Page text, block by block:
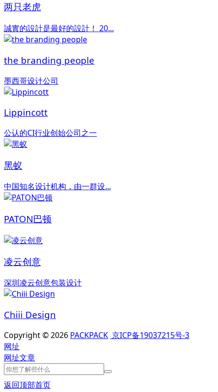
两只老虎
誠實的設計是最好的設計！ 20...
the branding people
墨西哥设计公司
Lippincott
公认的CI行业创始公司之一
黑蚁
中国知名设计机构，由一群设...
PATON巴顿
凌云创意
深圳凌云创意包装设计
Chiii Design
Copyright © 2026 PACKPACK 京ICP备19037215号-3
网址
网址文章
返回顶部首页